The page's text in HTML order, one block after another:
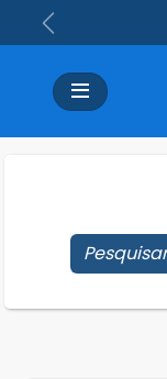
Previous